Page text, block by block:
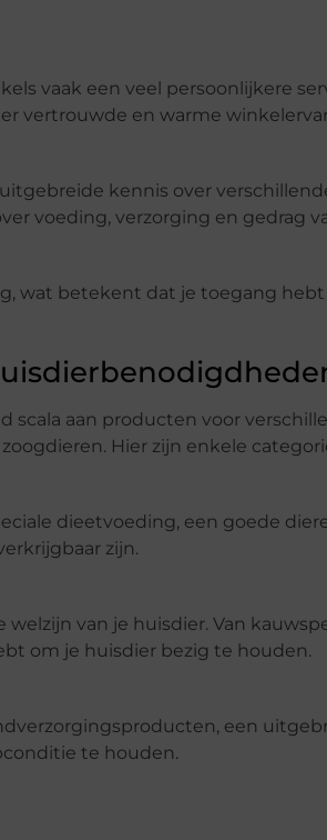
vaak een veel persoonlijkere
vertrouwde en warme
kennis over
voeding, verzorging en gedrag
wat betekent dat je toegang
aan producten voor
Hier zijn enkele
dieetvoeding, een goede
zijn.
van je huisdier. Van
om je huisdier bezig te houden.
een
te houden.